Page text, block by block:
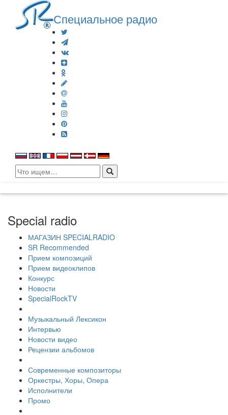
Специальное радио
Search
for:
Special radio
МАГАЗИН SPECIALRADIO
SR Recommended
Прием композиций
Прием видеоклипов
Конкурс
Новости
SpecialRockTV
Музыкальный Лексикон
Интервью
Новости видео
Рецензии альбомов
Современные композиторы
Оркестры, Хоры, Опера
Исполнители
Промо